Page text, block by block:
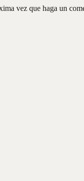
vez que haga un